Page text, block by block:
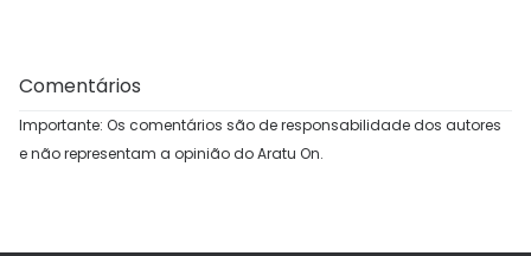
Comentários
Importante: Os comentários são de responsabilidade dos autores
e não representam a opinião do Aratu On.